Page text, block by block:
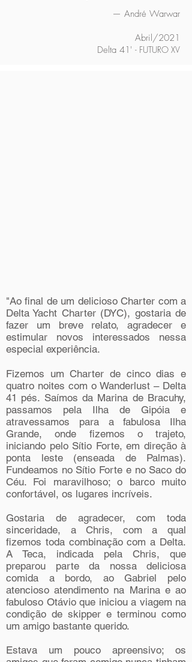
— André Warwar
Abril/2021
Delta 41' - FUTURO XV
"Ao final de um delicioso Charter com a
Delta Yacht Charter (DYC), gostaria de
fazer um breve relato, agradecer e
estimular novos interessados nessa
especial experiência.
Fizemos um Charter de cinco dias e
quatro noites com o Wanderlust – Delta
41 pés. Saímos da Marina de Bracuhy,
passamos pela Ilha de Gipóia e
atravessamos para a fabulosa Ilha
Grande, onde fizemos o trajeto,
iniciando pelo Sítio Forte, em direção à
ponta leste (enseada de Palmas).
Fundeamos no Sítio Forte e no Saco do
Céu. Foi maravilhoso; o barco muito
confortável, os lugares incríveis.
Gostaria de agradecer, com toda
sinceridade, a Chris, com a qual
fizemos toda combinação com a Delta.
A Teca, indicada pela Chris, que
preparou parte da nossa deliciosa
comida a bordo, ao Gabriel pelo
atencioso atendimento na Marina e ao
fabuloso Otávio que iniciou a viagem na
condição de skipper e terminou como
um amigo bastante querido.
Estava um pouco apreensivo; os